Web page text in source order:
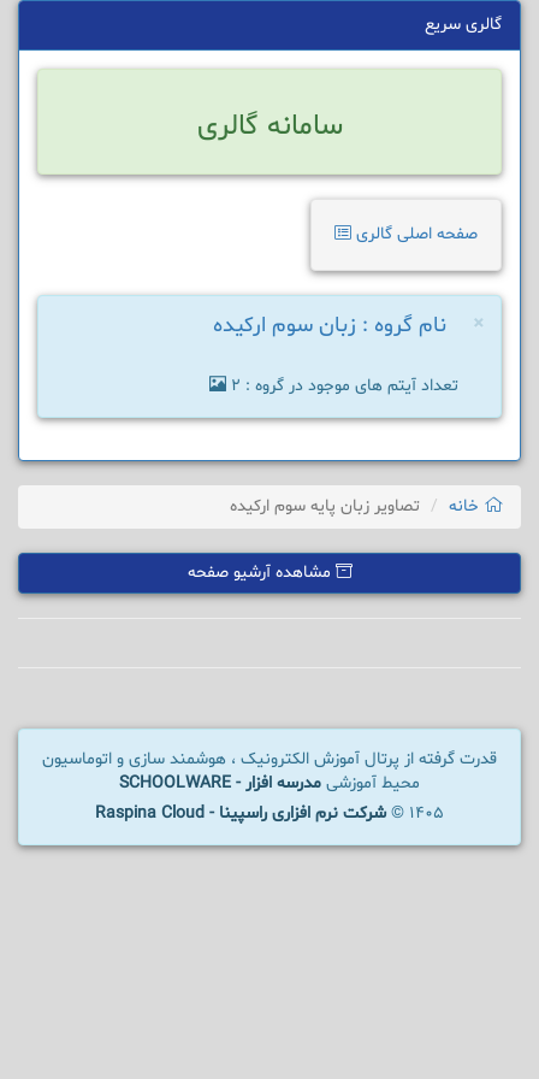
گالری سریع
سامانه گالری
صفحه اصلی گالری
× نام گروه : زبان سوم ارکیده
تعداد آیتم های موجود در گروه : 2
خانه تصاویر زبان پایه سوم ارکیده
مشاهده آرشیو صفحه
قدرت گرفته از پرتال آموزش الکترونیک ، هوشمند سازی و اتوماسیون
محیط آموزشی مدرسه افزار - SCHOOLWARE
1405 ©
شرکت نرم افزاری راسپینا - Raspina Cloud